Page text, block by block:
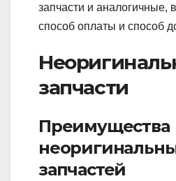
запчасти и аналогичные,
способ оплаты и способ
запчасти
Преимущества
запчастей